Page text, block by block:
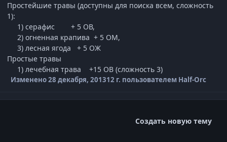
Простейшие травы (доступны для поиска всем, сложность
1):
1) серафис + 5 ОВ,
2) огненная крапива + 5 ОМ,
3) лесная ягода + 5 ОЖ
Простые травы
1) лечебная трава +15 ОВ (сложность 3)
Изменено28 декабря, 201312 г. пользователем Half-Orc
Создать новую тему